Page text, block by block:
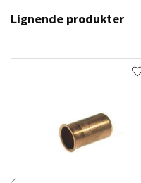
Lignende produkter